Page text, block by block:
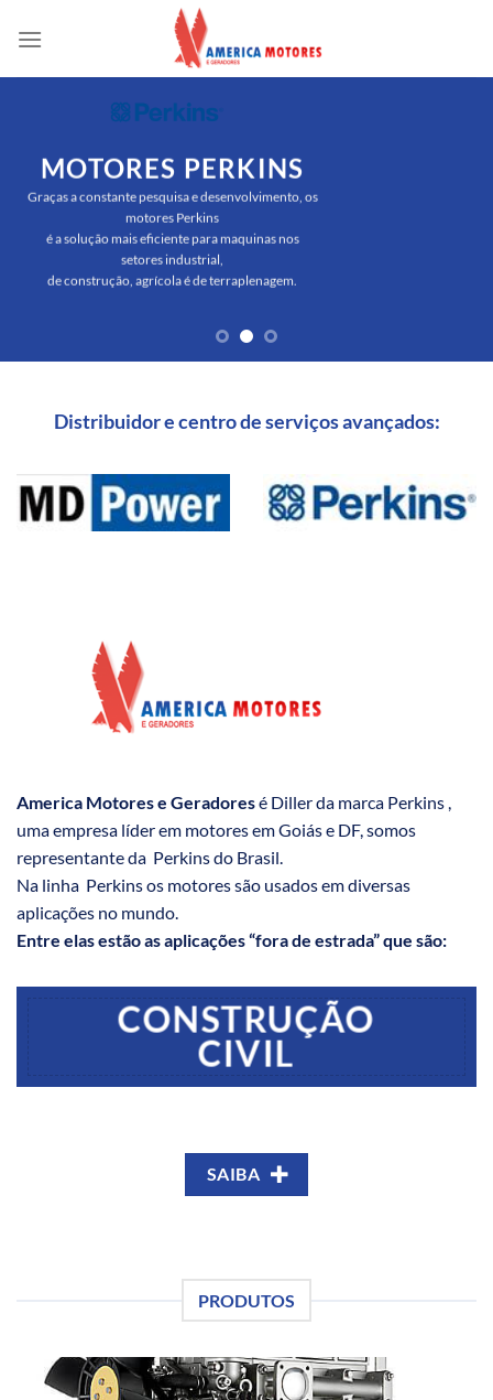
MOTORES PERKINS
Graças a constante pesquisa e desenvolvimento, os
motores Perkins
é a solução mais eficiente para maquinas nos
setores industrial,
de construção, agrícola é de terraplenagem.
Distribuidor e centro de serviços avançados:
America Motores e Geradoresé Diller da marca Perkins ,
uma empresa líder em motores em Goiás e DF, somos
representante da Perkins do Brasil.
Na linha Perkins os motores são usados em diversas
aplicações no mundo.
Entre elas estão as aplicações “fora de estrada” que são:
CONSTRUÇÃO
CIVIL
SAIBA
PRODUTOS